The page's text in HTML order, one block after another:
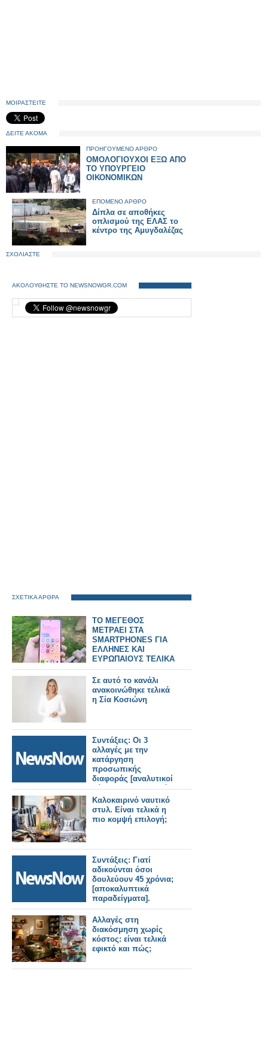
ΜΟΙΡΑΣΤΕΙΤΕ
ΔΕΙΤΕ ΑΚΟΜΑ
ΠΡΟΗΓΟΥΜΕΝΟ ΑΡΘΡΟ
ΟΜΟΛΟΓΙΟΥΧΟΙ ΕΞΩ ΑΠΟ
ΤΟ ΥΠΟΥΡΓΕΙΟ
ΟΙΚΟΝΟΜΙΚΩΝ
ΕΠΟΜΕΝΟ ΑΡΘΡΟ
Δίπλα σε αποθήκες
οπλισμού της ΕΛΑΣ το
κέντρο της Αμυγδαλέζας
ΣΧΟΛΙΑΣΤΕ
ΑΚΟΛΟΥΘΗΣΤΕ ΤΟ NEWSNOWGR.COM
ΣΧΕΤΙΚΑ ΑΡΘΡΑ
ΤΟ ΜΕΓΕΘΟΣ
ΜΕΤΡΑΕΙ ΣΤΑ
SMARTPHONES ΓΙΑ
ΕΛΛΗΝΕΣ ΚΑΙ
ΕΥΡΩΠΑΙΟΥΣ ΤΕΛΙΚΑ
Σε αυτό το κανάλι
ανακοινώθηκε τελικά
η Σία Κοσιώνη
Συντάξεις: Οι 3
αλλαγές με την
κατάργηση
προσωπικής
διαφοράς [αναλυτικοί
πίνακες με τα τελικά
ποσά για όλα τα
ταμεία.
Καλοκαιρινό ναυτικό
στυλ. Είναι τελικά η
πιο κομψή επιλογή;
Συντάξεις: Γιατί
αδικούνται όσοι
δουλεύουν 45 χρόνια;
[αποκαλυπτικά
παραδείγματα].
Αλλαγές στη
διακόσμηση χωρίς
κόστος: είναι τελικά
εφικτό και πώς;